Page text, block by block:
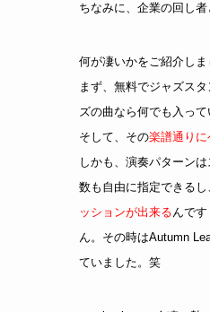
ちなみに、企業の回し
何が凄いかをご紹介しま
まず、無料でジャズス
ズの曲なら何でも入って
そして、その楽譜通り
しかも、演奏パターン
数も自由に指定できる
ッションが出来るんで
ん。その時はAutumn
ていました。笑